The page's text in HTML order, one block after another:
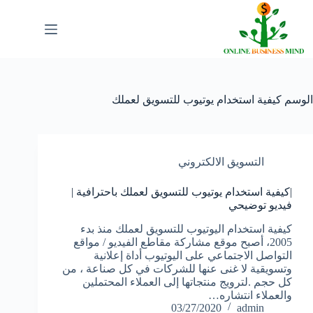
المحتوى
الوسم كيفية استخدام يوتيوب للتسويق لعملك
التسويق الالكتروني
|كيفية استخدام يوتيوب للتسويق لعملك باحترافية |
فيديو توضيحي
كيفية استخدام اليوتيوب للتسويق لعملك منذ بدء
2005، أصبح موقع مشاركة مقاطع الفيديو / مواقع
التواصل الاجتماعي على اليوتيوب أداة إعلانية
وتسويقية لا غنى عنها للشركات في كل صناعة ، من
كل حجم .لترويج منتجاتها إلى العملاء المحتملين
والعملاء انتشاره…
admin
03/27/2020